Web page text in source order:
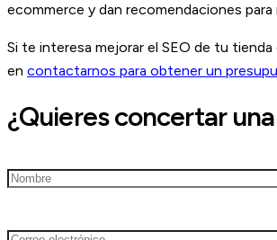
ecommerce y dan recomendaciones para
Si te interesa mejorar el SEO de tu
en contactarnos para obtener un
¿Quieres concertar